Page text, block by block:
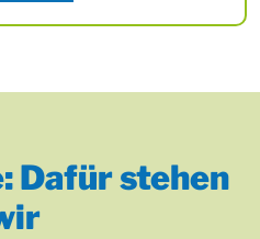
Dafür stehen